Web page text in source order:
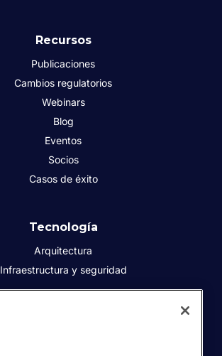
Recursos
Publicaciones
Cambios regulatorios
Webinars
Blog
Eventos
Socios
Casos de éxito
Tecnología
Arquitectura
Infraestructura y seguridad